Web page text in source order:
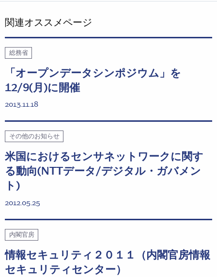
関連オススメページ
総務省
「オープンデータシンポジウム」を
12/9(月)に開催
2013.11.18
その他のお知らせ
米国におけるセンサネットワークに関す
る動向(NTTデータ/デジタル・ガバメン
ト)
2012.05.25
内閣官房
情報セキュリティ２０１１（内閣官房情報
セキュリティセンター）